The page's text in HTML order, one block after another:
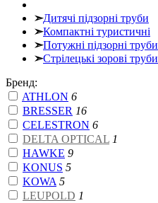
➣Дитячі підзорні труби
➣Компактні туристичні
➣Потужні підзорні труби
➣Стрілецькі зорові труби
Бренд:
ATHLON 6
BRESSER 16
CELESTRON 6
DELTA OPTICAL 1
HAWKE 9
KONUS 5
KOWA 5
LEUPOLD 1